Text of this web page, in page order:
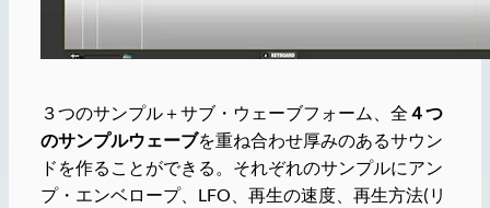
３つのサンプル＋サブ・ウェーブフォーム、全 ４つ
のサンプルウェーブを重ね合わせ厚みのあるサウン
ドを作ることができる。それぞれのサンプルにアン
プ・エンベロープ、LFO、再生の速度、再生方法(リ